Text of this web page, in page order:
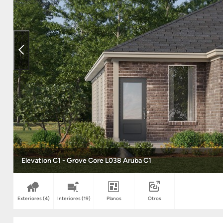
Elevation C1 - Grove Core L038 Aruba C1
Exteriores(4) Interiores(19) Planos Otros